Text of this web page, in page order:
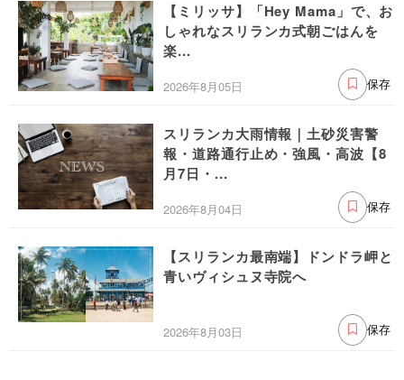
【ミリッサ】「Hey Mama」で、お
しゃれなスリランカ式朝ごはんを
楽...
2026年8月05日 保存
スリランカ大雨情報｜土砂災害警
報・道路通行止め・強風・高波【8
月7日・...
2026年8月04日 保存
【スリランカ最南端】ドンドラ岬と
青いヴィシュヌ寺院へ
2026年8月03日 保存